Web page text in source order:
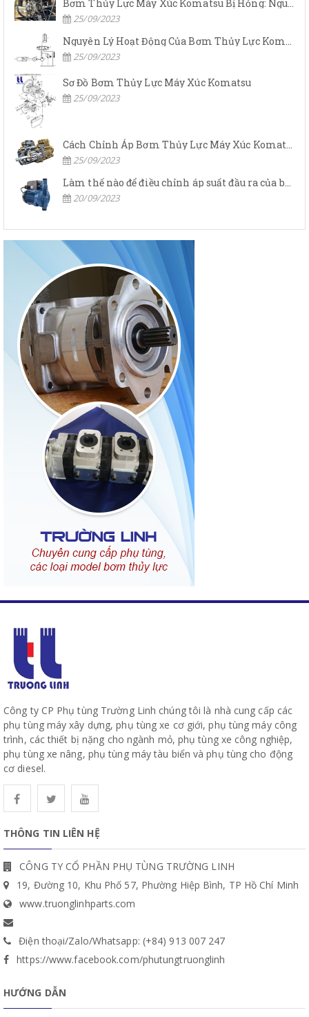
Bơm Thủy Lực Máy Xúc Komatsu Bị Hỏng: Nguyên Nhân Và Cách Khắc Phục
25/09/2023
Nguyên Lý Hoạt Động Của Bơm Thủy Lực Komatsu
25/09/2023
Sơ Đồ Bơm Thủy Lực Máy Xúc Komatsu
25/09/2023
25/09/2023
20/09/2023
Công ty CP Phụ tùng Trường Linh chúng tôi là nhà cung cấp các
phụ tùng máy xây dựng, phụ tùng xe cơ giới, phụ tùng máy công
trình, các thiết bị nặng cho ngành mỏ, phụ tùng xe công nghiệp,
phụ tùng xe nâng, phụ tùng máy tàu biển và phụ tùng cho động
cơ diesel.
THÔNG TIN LIÊN HỆ
CÔNG TY CỔ PHẦN PHỤ TÙNG TRƯỜNG LINH
19, Đường 10, Khu Phố 57, Phường Hiệp Bình, TP Hồ Chí Minh
www.truonglinhparts.com
Điện thoại/Zalo/Whatsapp: (+84) 913 007 247
https://www.facebook.com/phutungtruonglinh
HƯỚNG DẪN